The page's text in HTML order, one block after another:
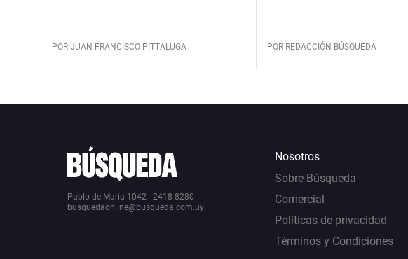
POR JUAN FRANCISCO PITTALUGA POR REDACCIÓN BÚSQUEDA
Pablo de María 1042 - 2418 8280
busquedaonline@busqueda.com.uy
Nosotros
Sobre Búsqueda
Comercial
Políticas de privacidad
Términos y Condiciones